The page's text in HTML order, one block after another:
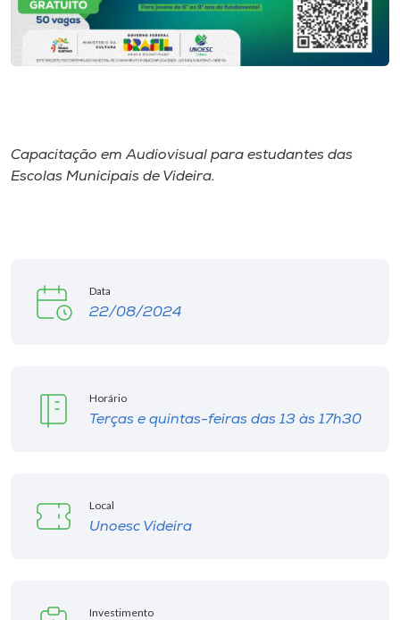
I.nova
Cultura
Editora
Museu
Capacitação em Audiovisual para estudantes das
Escolas Municipais de Videira.
Data
22/08/2024
Horário
Terças e quintas-feiras das 13 às 17h30
Local
Unoesc Videira
Investimento